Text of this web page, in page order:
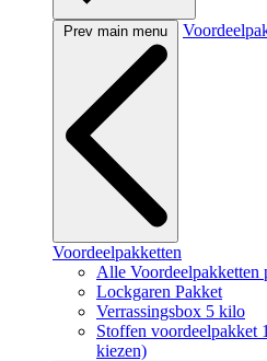
Prev main menu
Voordeelpakketten
Alle Voordeelpakketten
Lockgaren Pakket
Verrassingsbox 5 kilo
Stoffen voordeelpakket
kiezen)